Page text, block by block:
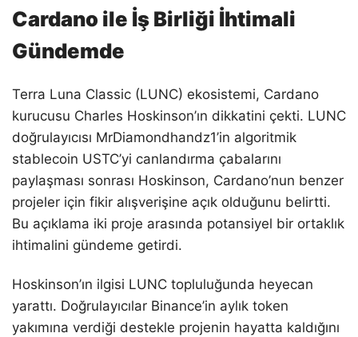
Cardano ile İş Birliği İhtimali
Gündemde
Terra Luna Classic (LUNC) ekosistemi, Cardano
kurucusu Charles Hoskinson’ın dikkatini çekti. LUNC
doğrulayıcısı MrDiamondhandz1’in algoritmik
stablecoin USTC’yi canlandırma çabalarını
paylaşması sonrası Hoskinson, Cardano’nun benzer
projeler için fikir alışverişine açık olduğunu belirtti.
Bu açıklama iki proje arasında potansiyel bir ortaklık
ihtimalini gündeme getirdi.
Hoskinson’ın ilgisi LUNC topluluğunda heyecan
yarattı. Doğrulayıcılar Binance’in aylık token
yakımına verdiği destekle projenin hayatta kaldığını